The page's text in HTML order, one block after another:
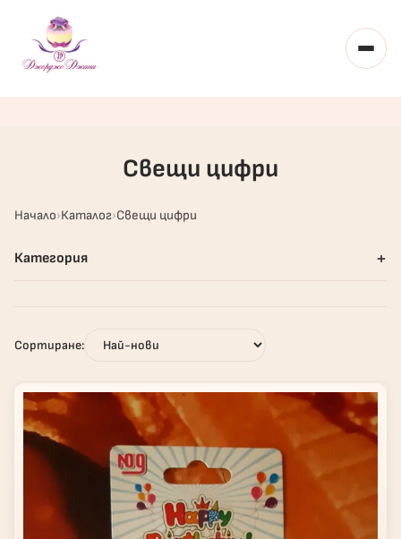
Свещи цифри
Начало Каталог Свещи цифри
Категория +
Сортиране: